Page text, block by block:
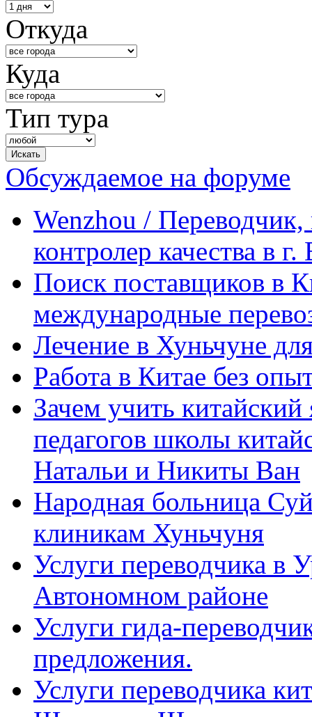
Откуда
Куда
Тип тура
Обсуждаемое на форуме
Wenzhou / Переводчик,
контролер качества в
Поиск поставщиков в
международные
Лечение в Хуньчуне
Работа в Китае без
Зачем учить
педагогов школы
Натальи и Никиты Ван
Народная больница
клиникам Хуньчуня
Услуги переводчика в
Автономном районе
Услуги гида-
предложения.
Услуги переводчика